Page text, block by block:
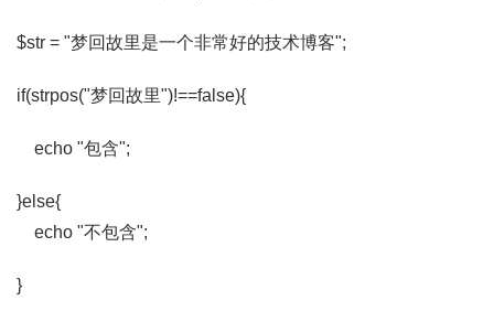
$str = "梦回故里是一个非常好的技术博客";
if(strpos("梦回故里")!==false){
echo "包含";
}else{
echo "不包含";
}